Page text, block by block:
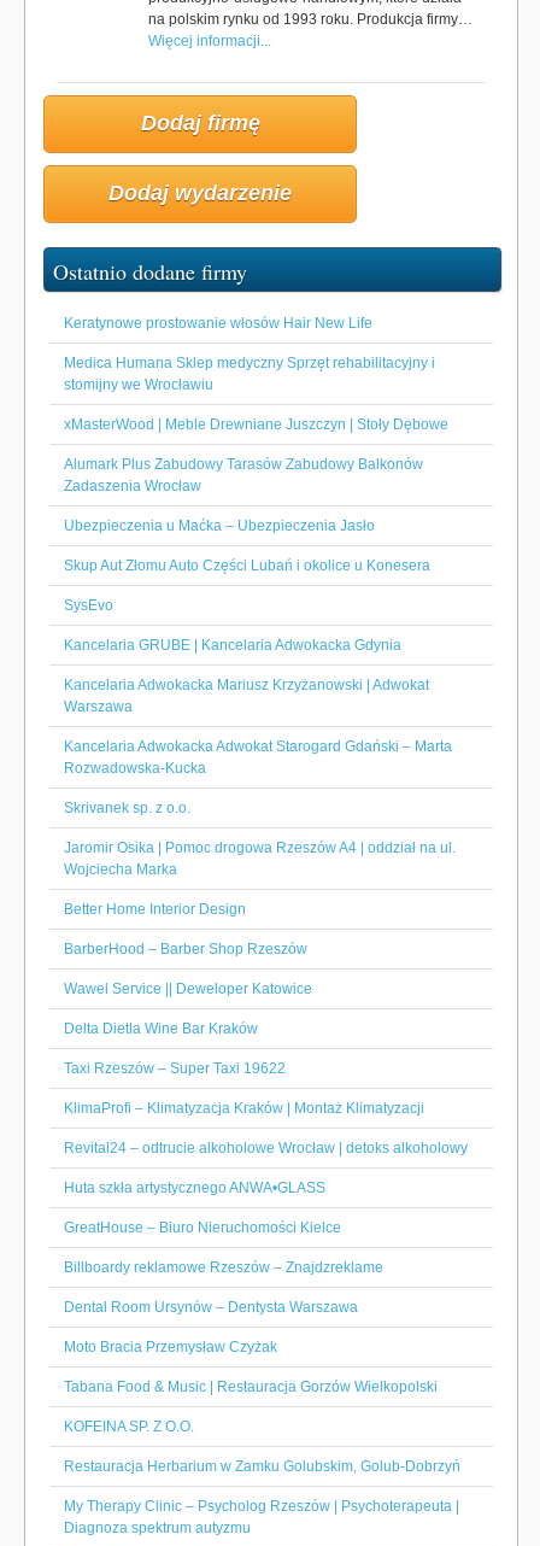
na polskim rynku od 1993 roku. Produkcja firmy…
Więcej informacji...
Dodaj firmę
Dodaj wydarzenie
Ostatnio dodane firmy
Keratynowe prostowanie włosów Hair New Life
Medica Humana Sklep medyczny Sprzęt rehabilitacyjny i
stomijny we Wrocławiu
xMasterWood | Meble Drewniane Juszczyn | Stoły Dębowe
Alumark Plus Zabudowy Tarasów Zabudowy Balkonów
Zadaszenia Wrocław
Ubezpieczenia u Maćka – Ubezpieczenia Jasło
Skup Aut Złomu Auto Części Lubań i okolice u Konesera
SysEvo
Kancelaria GRUBE | Kancelaria Adwokacka Gdynia
Kancelaria Adwokacka Mariusz Krzyżanowski | Adwokat
Warszawa
Kancelaria Adwokacka Adwokat Starogard Gdański – Marta
Rozwadowska-Kucka
Skrivanek sp. z o.o.
Jaromir Osika | Pomoc drogowa Rzeszów A4 | oddział na ul.
Wojciecha Marka
Better Home Interior Design
BarberHood – Barber Shop Rzeszów
Wawel Service || Deweloper Katowice
Delta Dietla Wine Bar Kraków
Taxi Rzeszów – Super Taxi 19622
KlimaProfi – Klimatyzacja Kraków | Montaż Klimatyzacji
Revital24 – odtrucie alkoholowe Wrocław | detoks alkoholowy
Huta szkła artystycznego ANWA•GLASS
GreatHouse – Biuro Nieruchomości Kielce
Billboardy reklamowe Rzeszów – Znajdzreklame
Dental Room Ursynów – Dentysta Warszawa
Moto Bracia Przemysław Czyżak
Tabana Food & Music | Restauracja Gorzów Wielkopolski
KOFEINA SP. Z O.O.
Restauracja Herbarium w Zamku Golubskim, Golub-Dobrzyń
My Therapy Clinic – Psycholog Rzeszów | Psychoterapeuta |
Diagnoza spektrum autyzmu